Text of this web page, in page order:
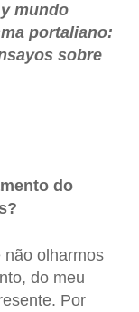
mundo
portaliano:
sobre
do
não olharmos
do meu
Por